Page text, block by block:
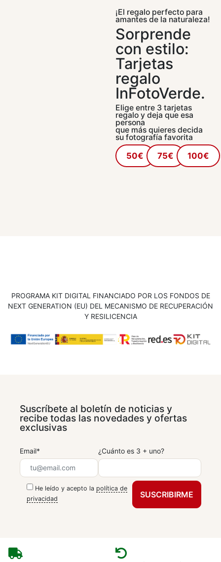
¡El regalo perfecto para
amantes de la naturaleza!
Sorprende
con estilo:
Tarjetas
regalo
InFotoVerde.
Elige entre 3 tarjetas
regalo y deja que esa
persona
que más quieres decida
su fotografía favorita
50€ 75€ 100€
PROGRAMA KIT DIGITAL FINANCIADO POR LOS FONDOS DE
NEXT GENERATION (EU) DEL MECANISMO DE RECUPERACIÓN
Y RESILICENCIA
Suscríbete al boletín de noticias y
recibe todas las novedades y ofertas
exclusivas
Email* ¿Cuánto es 3 + uno?
He leído y acepto la política de
privacidad